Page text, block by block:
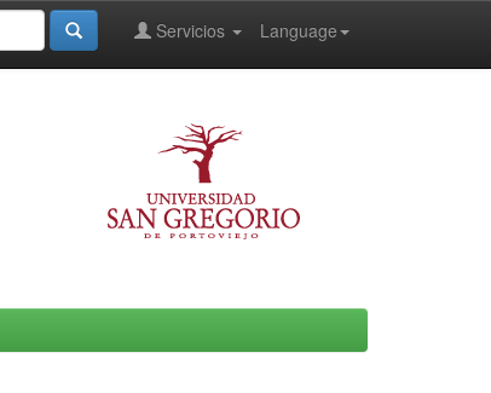
Language
Servicios